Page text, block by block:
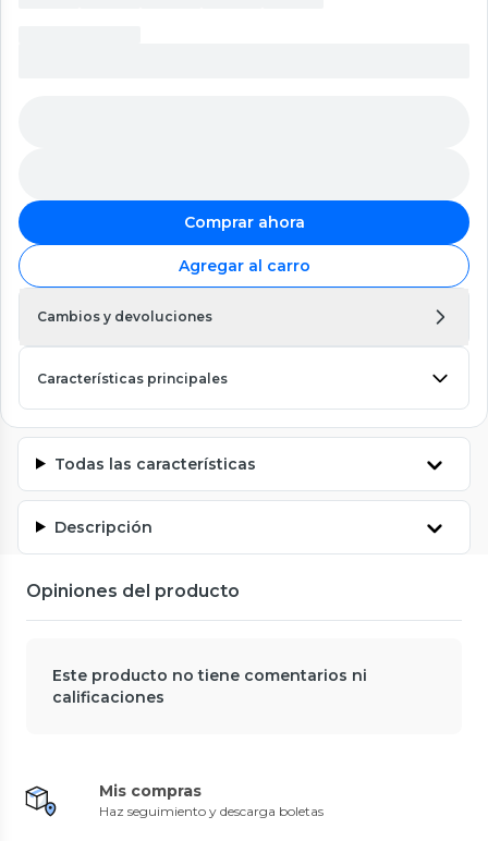
Comprar ahora
Agregar al carro
Cambios y devoluciones
Características principales
Todas las características
Descripción
Opiniones del producto
Este producto no tiene comentarios ni
calificaciones
Mis compras
Haz seguimiento y descarga boletas